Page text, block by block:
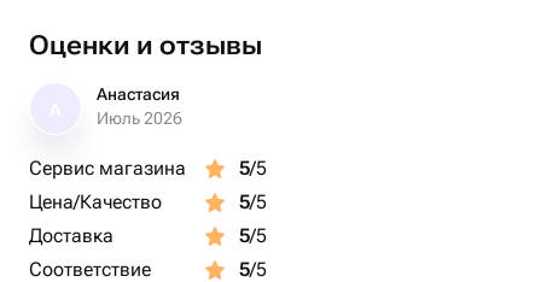
Оценки и отзывы
Анастасия
Июль 2026
Сервис магазина 5/5
Цена/Качество
5/5
Доставка
5/5
Соответствие
5/5